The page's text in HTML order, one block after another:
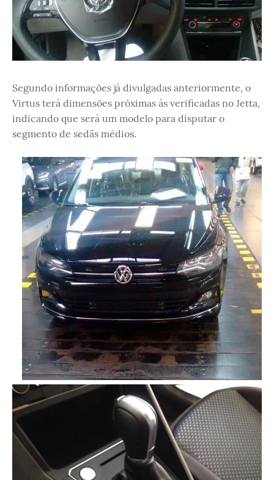
Segundo informações já divulgadas anteriormente, o
Virtus terá dimensões próximas às verificadas no Jetta,
indicando que será um modelo para disputar o
segmento de sedãs médios.